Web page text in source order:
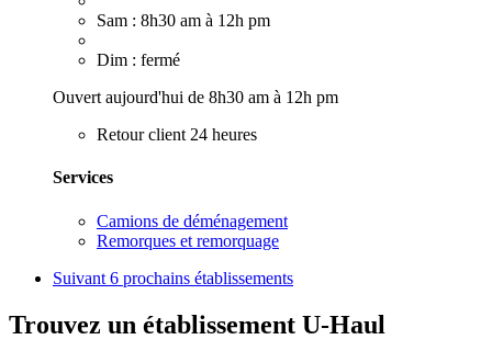
Sam : 8h30 am à 12h pm
Dim : fermé
Ouvert aujourd'hui de 8h30 am à 12h pm
Retour client 24 heures
Services
Camions de déménagement
Remorques et remorquage
Suivant 6 prochains établissements
Trouvez un établissement U-Haul